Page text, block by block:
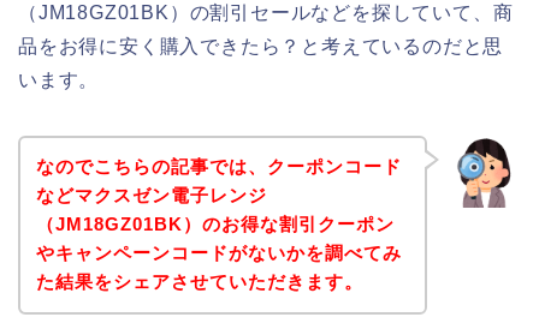
（JM18GZ01BK）の割引セールなどを探していて、商
品をお得に安く購入できたら？と考えているのだと思
います。
なのでこちらの記事では、クーポンコード
などマクスゼン電子レンジ
（JM18GZ01BK）のお得な割引クーポン
やキャンペーンコードがないかを調べてみ
た結果をシェアさせていただきます。